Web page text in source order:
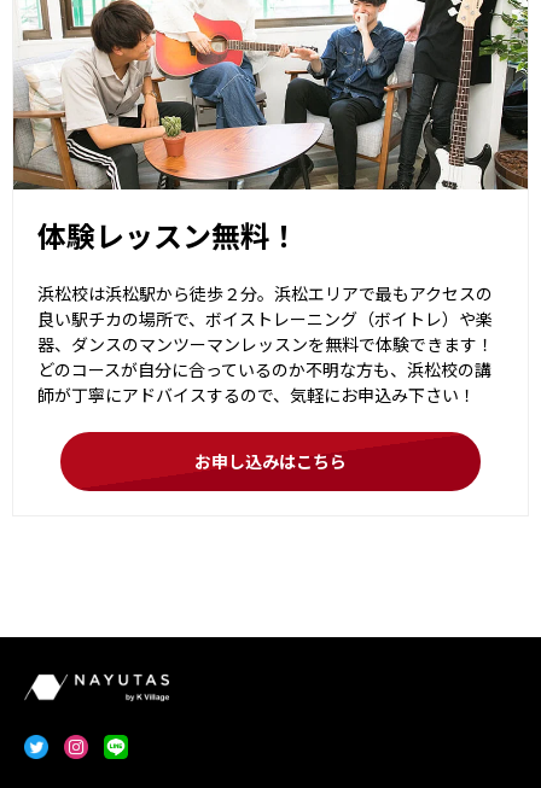
体験レッスン無料！
浜松校は浜松駅から徒歩２分。浜松エリアで最もアクセスの
良い駅チカの場所で、ボイストレーニング（ボイトレ）や楽
器、ダンスのマンツーマンレッスンを無料で体験できます！
どのコースが自分に合っているのか不明な方も、浜松校の講
師が丁寧にアドバイスするので、気軽にお申込み下さい！
お申し込みはこちら